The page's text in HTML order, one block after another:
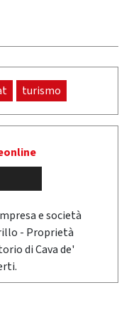
turismo
e società
- Proprietà
di Cava de'